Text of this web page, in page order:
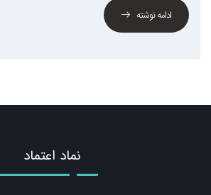
ادامه نوشته
نماد اعتماد